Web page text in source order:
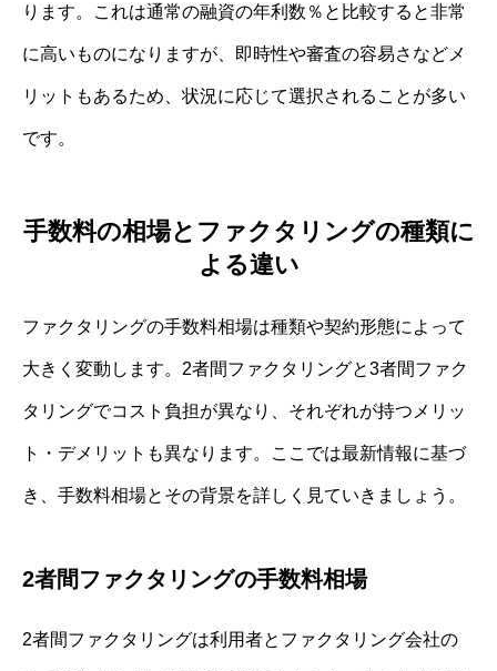
ります。これは通常の融資の年利数％と比較すると非常
に高いものになりますが、即時性や審査の容易さなどメ
リットもあるため、状況に応じて選択されることが多い
です。
手数料の相場とファクタリングの種類に
よる違い
ファクタリングの手数料相場は種類や契約形態によって
大きく変動します。2者間ファクタリングと3者間ファク
タリングでコスト負担が異なり、それぞれが持つメリッ
ト・デメリットも異なります。ここでは最新情報に基づ
き、手数料相場とその背景を詳しく見ていきましょう。
2者間ファクタリングの手数料相場
2者間ファクタリングは利用者とファクタリング会社の